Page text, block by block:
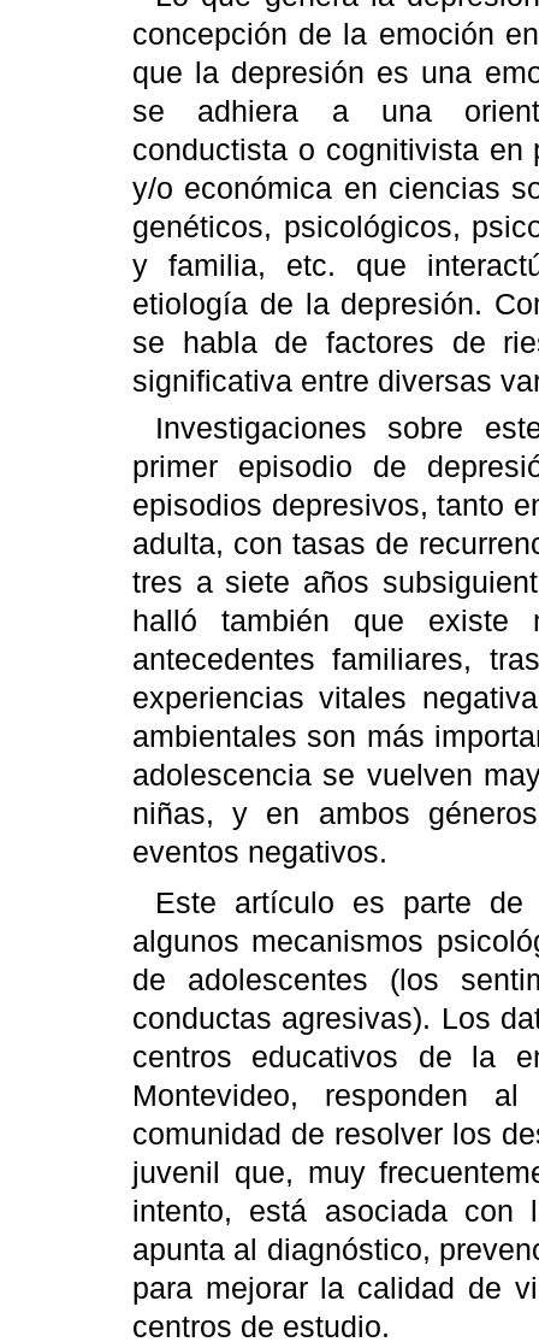
concepción de la emoción
que la depresión es una
se adhiera a una
conductista o cognitivista
y/o económica en ciencias
genéticos, psicológicos,
y familia, etc. que
etiología de la depresión.
se habla de factores de
significativa entre diversas
Investigaciones sobre
primer episodio de
episodios depresivos, tanto
adulta, con tasas de
tres a siete años
halló también que existe
antecedentes familiares,
experiencias vitales
ambientales son más
adolescencia se vuelven
niñas, y en ambos
eventos negativos.
Este artículo es parte de
algunos mecanismos
de adolescentes (los
conductas agresivas). Los
centros educativos de la
Montevideo, responden
comunidad de resolver los
juvenil que, muy
intento, está asociada
apunta al diagnóstico,
para mejorar la calidad de
centros de estudio.